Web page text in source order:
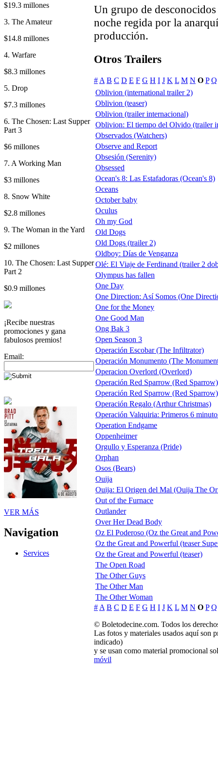
$19.3 millones
3. The Amateur
$14.8 millones
4. Warfare
$8.3 millones
5. Drop
$7.3 millones
6. The Chosen: Last Supper
Part 3
$6 millones
7. A Working Man
$3 millones
8. Snow White
$2.8 millones
9. The Woman in the Yard
$2 millones
10. The Chosen: Last Supper
Part 2
$0.9 millones
¡Recibe nuestras
promociones y gana
fabulosos premios!
Email:
VER MÁS
Navigation
Services
Un grupo de
noche regida por la
producción.
Otros Trailers
#A B C D E F G H I J K L M N O P Q
Oblivion (international trailer 2)
Oblivion (teaser)
Oblivion (trailer internacional)
Oblivion: El tiempo del Olvido (trailer
Observados (Watchers)
Observe and Report
Obsesión (Serenity)
Obsessed
Ocean's 8: Las Estafadoras (Ocean's 8)
Oceans
October baby
Oculus
Oh my God
Old Dogs
Old Dogs (trailer 2)
Oldboy: Días de Venganza
Olé: El Viaje de Ferdinand (trailer 2
Olympus has fallen
One Day
One Direction: Así Somos (One
One for the Money
One Good Man
Ong Bak 3
Open Season 3
Operación Escobar (The Infiltrator)
Operación Monumento (The
Operacion Overlord (Overlord)
Operación Red Sparrow (Red
Operación Red Sparrow (Red
Operación Regalo (Arthur Christmas)
Operación Valquiria: Primeros 6
Operation Endgame
Oppenheimer
Orgullo y Esperanza (Pride)
Orphan
Osos (Bears)
Ouija
Ouija: El Origen del Mal (Ouija The
Out of the Furnace
Outlander
Over Her Dead Body
Oz El Poderoso (Oz the Great and
Oz the Great and Powerful (teaser
Oz the Great and Powerful (teaser)
The Open Road
The Other Guys
The Other Man
The Other Woman
#A B C D E F G H I J K L M N O P Q
© Boletodecine.com. Todos los
Las fotos y materiales usados aquí son
indicado)
y se usan como material promocional
móvil